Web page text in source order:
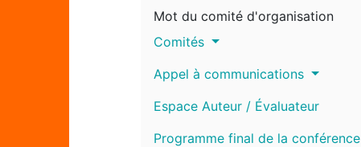
Mot du comité d'organisation
Comités
Appel à communications
Espace Auteur / Évaluateur
Programme final de la conférence